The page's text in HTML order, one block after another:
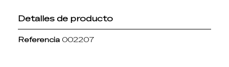
Detalles de producto
Referencia 002207